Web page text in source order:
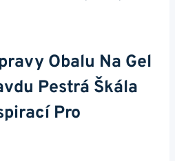
Obalu Na Gel
Pestrá Škála
Pro